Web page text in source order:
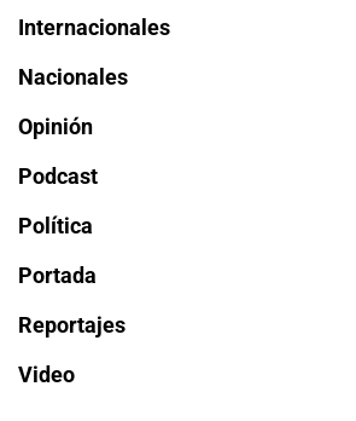
Internacionales
Nacionales
Opinión
Podcast
Política
Portada
Reportajes
Video